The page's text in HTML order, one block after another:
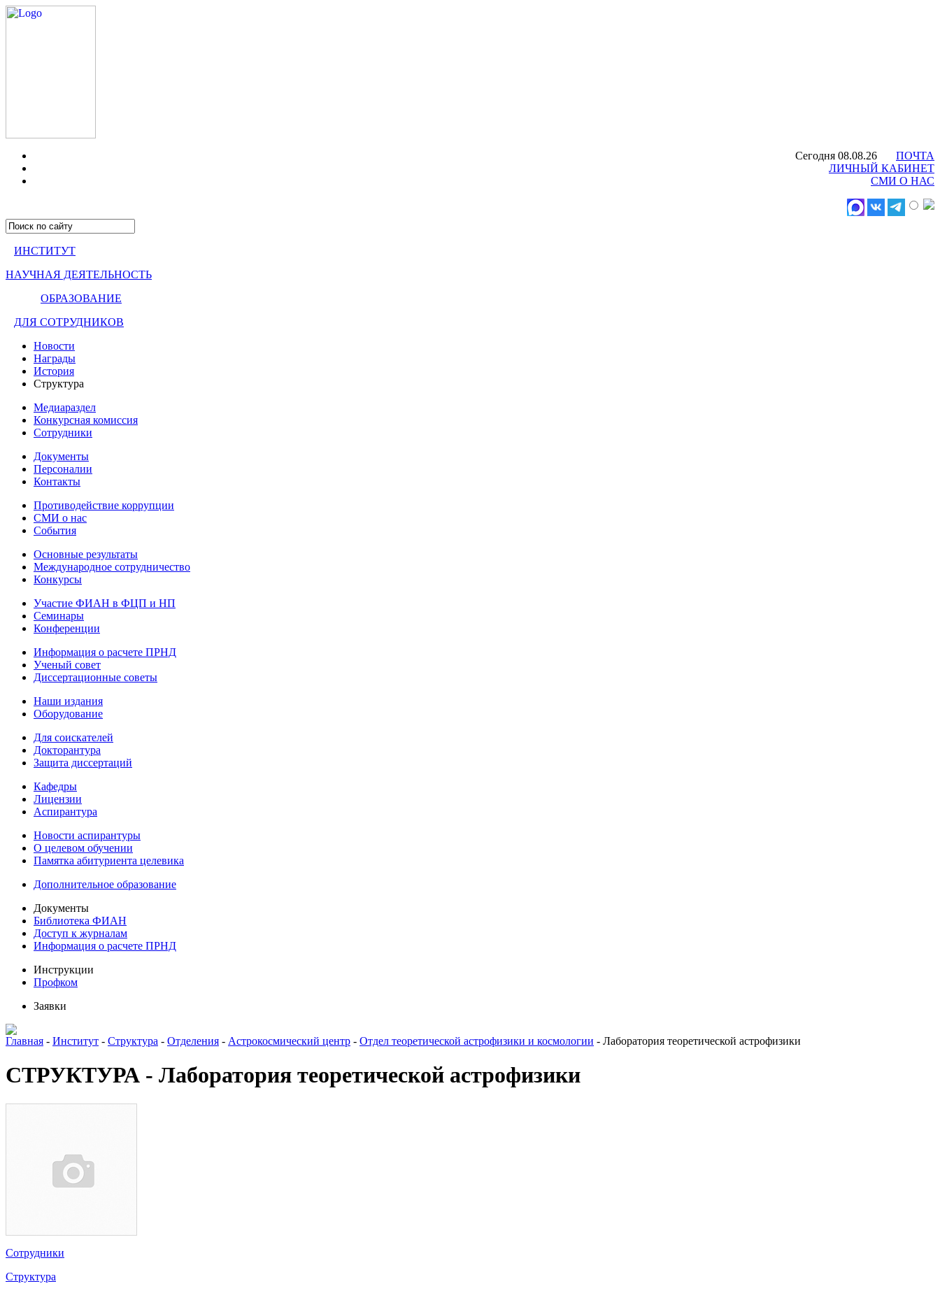
Сегодня 08.08.26
ПОЧТА
ЛИЧНЫЙ КАБИНЕТ
СМИ О НАС
ИНСТИТУТ
НАУЧНАЯ ДЕЯТЕЛЬНОСТЬ
ОБРАЗОВАНИЕ
ДЛЯ СОТРУДНИКОВ
Новости
Награды
История
Структура
Медиараздел
Конкурсная комиссия
Сотрудники
Документы
Персоналии
Контакты
Противодействие коррупции
СМИ о нас
События
Основные результаты
Международное сотрудничество
Конкурсы
Участие ФИАН в ФЦП и НП
Семинары
Конференции
Информация о расчете ПРНД
Ученый совет
Диссертационные советы
Наши издания
Оборудование
Для соискателей
Докторантура
Защита диссертаций
Кафедры
Лицензии
Аспирантура
Новости аспирантуры
О целевом обучении
Памятка абитуриента целевика
Дополнительное образование
Документы
Библиотека ФИАН
Доступ к журналам
Информация о расчете ПРНД
Инструкции
Профком
Заявки
Главная - Институт - Структура - Отделения - Астрокосмический центр - Отдел теоретической астрофизики и космологии - Лаборатория теоретической астрофизики
СТРУКТУРА - Лаборатория теоретической астрофизики
Сотрудники
Структура